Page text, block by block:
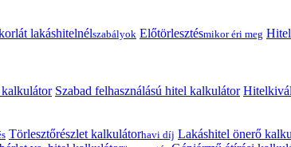
lakáshitelnélszabályok Előtörlesztésmikor éri meg
Szabad felhasználású hitel kalkulátor
Törlesztőrészlet kalkulátorhavi díj Lakáshitel önerő